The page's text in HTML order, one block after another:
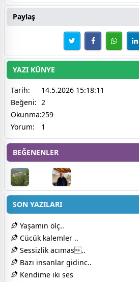
Paylaş
YAZI KÜNYE
Tarih:
14.5.2026 15:18:11
Beğeni: 2
Okunma:259
Yorum:
1
BEĞENENLER
SON YAZILARI
Yaşamın ölç..
Cücük kalemler ..
Sessizlik acımas..
Bazı insanlar gidinc..
Kendime iki ses